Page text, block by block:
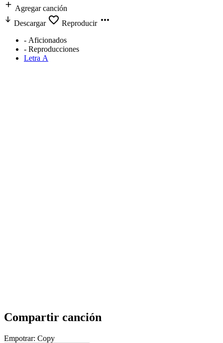
Agregar canción
Descargar
Reproducir
- Aficionados
- Reproducciones
Letra A
Compartir canción
Empotrar: Copy